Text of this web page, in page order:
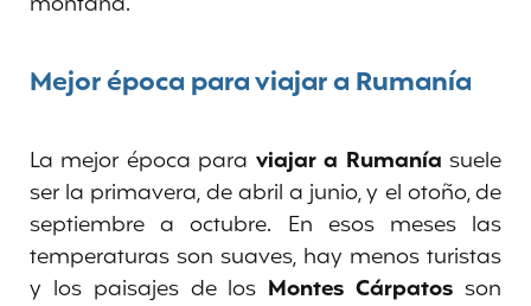
Mejor época para viajar a Rumanía
La mejor época para viajar a Rumanía suele
ser la primavera, de abril a junio, y el otoño, de
septiembre a octubre. En esos meses las
temperaturas son suaves, hay menos turistas
y los paisajes de los Montes Cárpatos son